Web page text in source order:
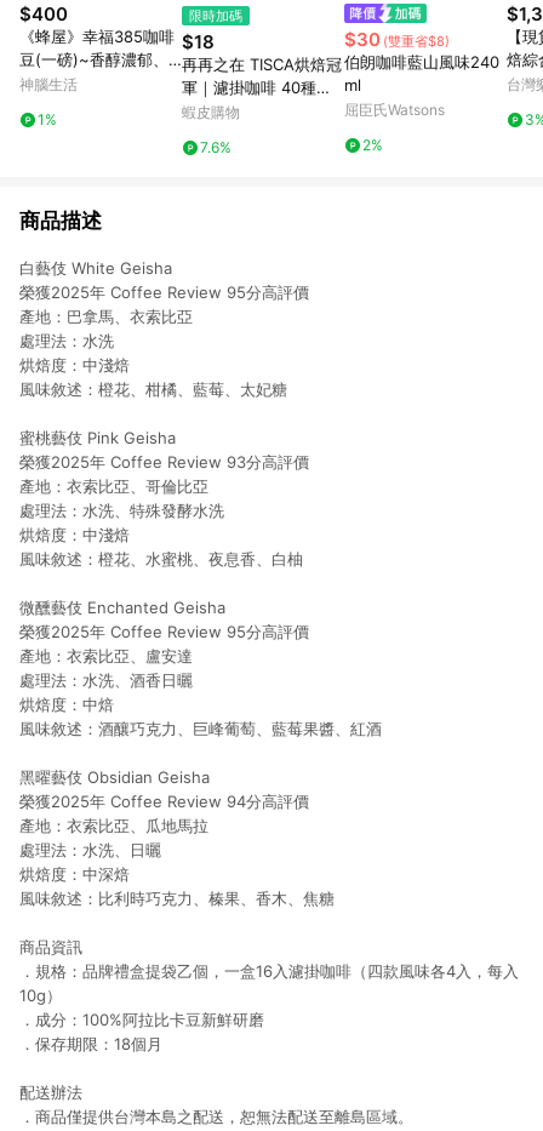
$400
《蜂屋》幸福385咖啡
豆(一磅)~香醇濃郁、
柔滑順口、口感極佳
神腦生活
1%
限時加碼
$18
再再之在 TISCA烘焙冠
軍｜濾掛咖啡 40種口
味任選 精品莊園濾掛
濾掛式咖啡 咖啡包 黑
蝦皮購物
7.6%
$30 (雙重省$8)
伯朗咖啡藍山風味240
ml
屈臣氏Watsons
2%
【
焙綜
台灣
商品描述
白藝伎 White Geisha
榮獲2025年 Coffee Review 95分高評價
產地：巴拿馬、衣索比亞
處理法：水洗
烘焙度：中淺焙
風味敘述：橙花、柑橘、藍莓、太妃糖
蜜桃藝伎 Pink Geisha
榮獲2025年 Coffee Review 93分高評價
產地：衣索比亞、哥倫比亞
處理法：水洗、特殊發酵水洗
烘焙度：中淺焙
風味敘述：橙花、水蜜桃、夜息香、白柚
微醺藝伎 Enchanted Geisha
榮獲2025年 Coffee Review 95分高評價
產地：衣索比亞、盧安達
處理法：水洗、酒香日曬
烘焙度：中焙
風味敘述：酒釀巧克力、巨峰葡萄、藍莓果醬、紅酒
黑曜藝伎 Obsidian Geisha
榮獲2025年 Coffee Review 94分高評價
產地：衣索比亞、瓜地馬拉
處理法：水洗、日曬
烘焙度：中深焙
風味敘述：比利時巧克力、榛果、香木、焦糖
商品資訊
．規格：品牌禮盒提袋乙個，一盒16入濾掛咖啡（四款風味各4入，每入
10g）
．成分：100%阿拉比卡豆新鮮研磨
．保存期限：18個月
配送辦法
．商品僅提供台灣本島之配送，恕無法配送至離島區域。